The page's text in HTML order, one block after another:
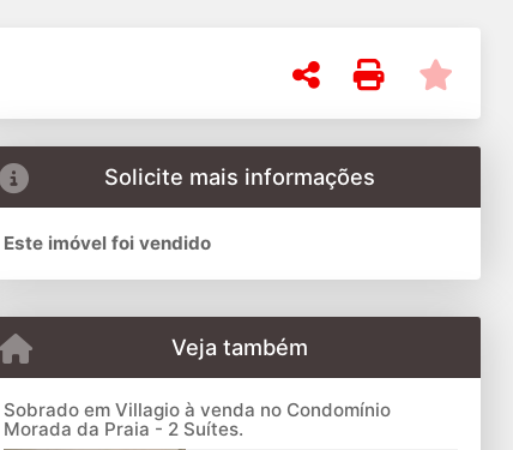
Solicite mais informações
Este imóvel foi vendido
Veja também
Sobrado em Villagio à venda no Condomínio
Morada da Praia - 2 Suítes.